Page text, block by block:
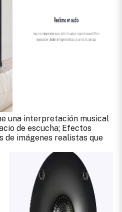
una interpretación musical
de escucha; Efectos
de imágenes realistas que